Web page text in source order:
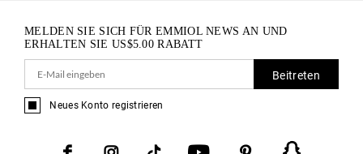
MELDEN SIE SICH FÜR EMMIOL NEWS AN UND
ERHALTEN SIE US$5.00 RABATT
Beitreten
Neues Konto registrieren